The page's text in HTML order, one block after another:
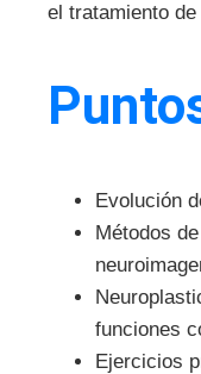
el tratamiento
Evolución
Métodos
funciones
Ejercicios